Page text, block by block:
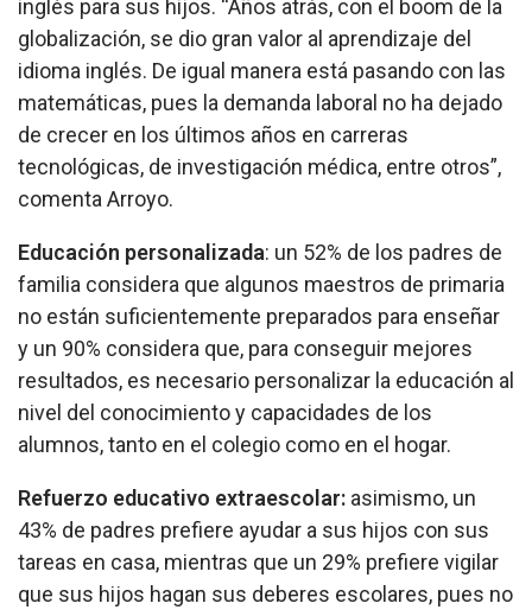
inglés para sus hijos. “Años atrás, con el boom de la
globalización, se dio gran valor al aprendizaje del
idioma inglés. De igual manera está pasando con las
matemáticas, pues la demanda laboral no ha dejado
de crecer en los últimos años en carreras
tecnológicas, de investigación médica, entre otros”,
comenta Arroyo.
Educación personalizada: un 52% de los padres de
familia considera que algunos maestros de primaria
no están suficientemente preparados para enseñar
y un 90% considera que, para conseguir mejores
resultados, es necesario personalizar la educación al
nivel del conocimiento y capacidades de los
alumnos, tanto en el colegio como en el hogar.
Refuerzo educativo extraescolar: asimismo, un
43% de padres prefiere ayudar a sus hijos con sus
tareas en casa, mientras que un 29% prefiere vigilar
que sus hijos hagan sus deberes escolares, pues no